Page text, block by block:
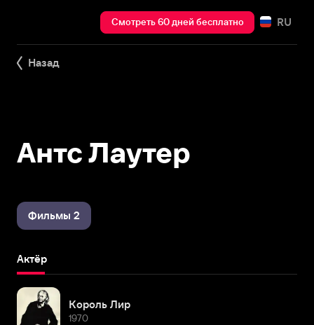
Смотреть 60 дней бесплатно RU
Назад
Антс Лаутер
Фильмы 2
Актёр
Король Лир
1970